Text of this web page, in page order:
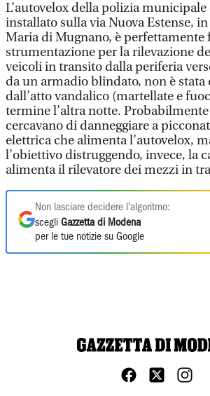
L’autovelox della polizia
installato sulla via Nuova Estense,
Maria di Mugnano, è perfettamente
strumentazione per la rilevazione
veicoli in transito dalla periferia
da un armadio blindato, non è stata
dall’atto vandalico (martellate e
termine l’altra notte.
cercavano di danneggiare a
elettrica che alimenta l’autovelox,
l’obiettivo distruggendo, invece, la
alimenta il rilevatore dei mezzi in
Non lasciare decidere l'algoritmo:
scegli Gazzetta di Modena
per le tue notizie su Google